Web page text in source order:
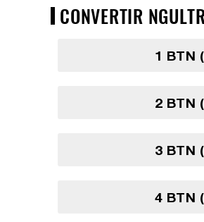
CONVERTIR
1 BTN
2 BTN
3 BTN
4 BTN